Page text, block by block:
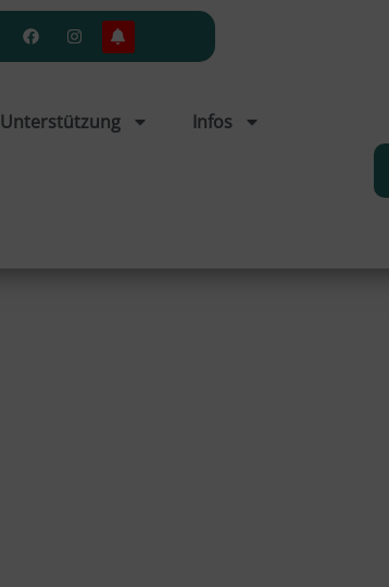
Unterstützung Infos